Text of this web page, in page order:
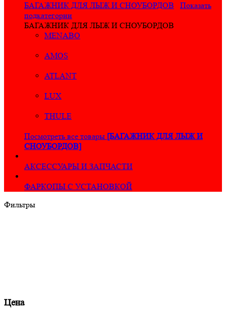
БАГАЖНИК ДЛЯ ЛЫЖ И СНОУБОРДОВ
Показать
подкатегории
БАГАЖНИК ДЛЯ ЛЫЖ И СНОУБОРДОВ
MENABO
AMOS
ATLANT
LUX
THULE
Посмотреть все товары [БАГАЖНИК ДЛЯ ЛЫЖ И
СНОУБОРДОВ]
АКСЕССУАРЫ И ЗАПЧАСТИ
ФАРКОПЫ С УСТАНОВКОЙ
Фильтры
Цена